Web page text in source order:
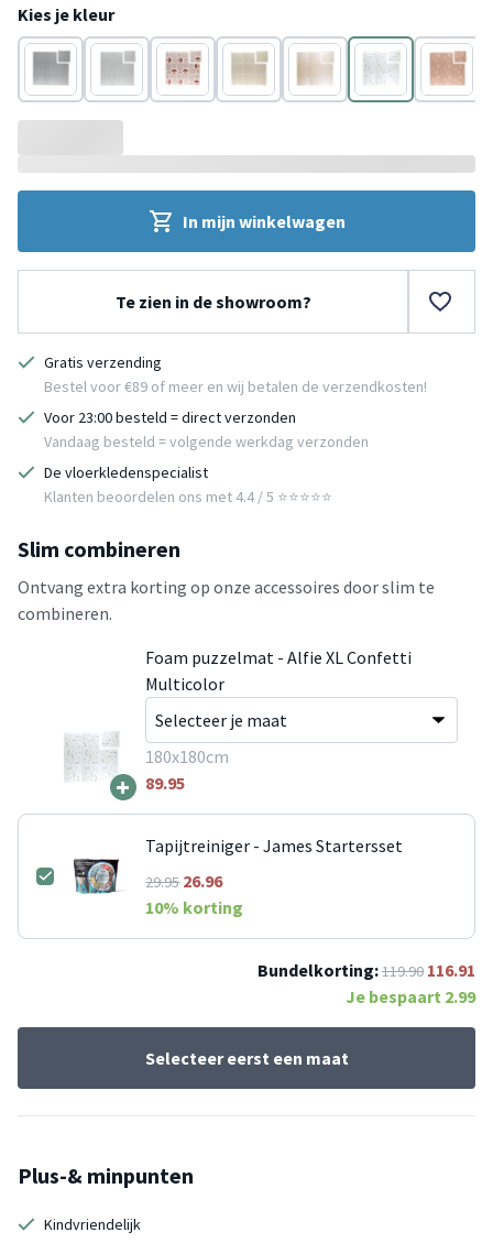
Kies je kleur
Grijs LichtgrijsMulticolorBeige Grijs MulticolorRoze
In mijn winkelwagen
Te zien in de showroom?
Gratis verzending
Bestel voor €89 of meer en wij betalen de verzendkosten!
Voor 23:00 besteld = direct verzonden
Vandaag besteld = volgende werkdag verzonden
De vloerkledenspecialist
Klanten beoordelen ons met 4.4 / 5 ⭐⭐⭐⭐⭐
Slim combineren
Ontvang extra korting op onze accessoires door slim te
combineren.
+
Foam puzzelmat - Alfie XL Confetti
Multicolor
180x180cm
89.95
Tapijtreiniger - James Startersset
29.9526.96
10% korting
Bundelkorting:119.90 116.91
Je bespaart 2.99
Selecteer eerst een maat
Plus-& minpunten
Kindvriendelijk